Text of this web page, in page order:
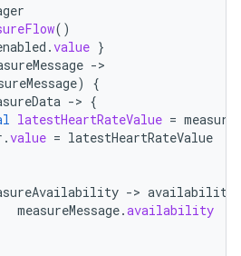
()
.value }
-
)
{
-> {
latestHeartRateValue =
.value = latestHeartRateValue
-> availability
measureMessage.availability